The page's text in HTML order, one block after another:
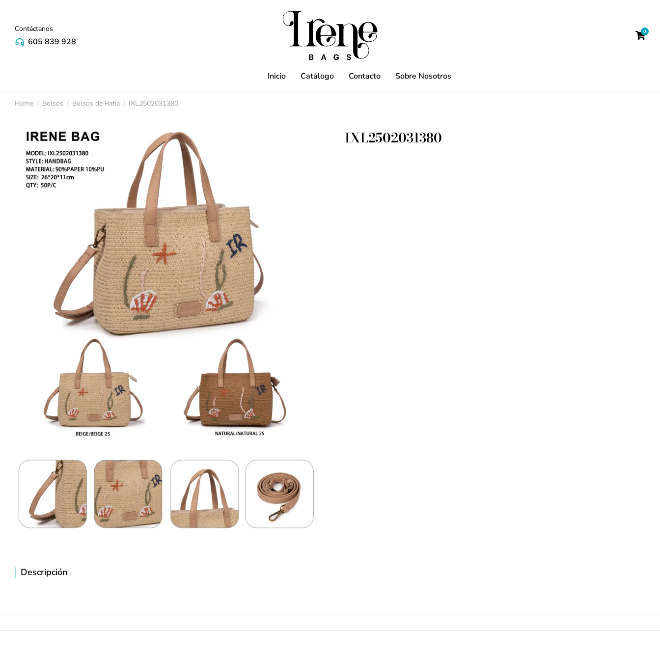
Contáctanos
605 839 928
Inicio Catálogo Contacto Sobre Nosotros
You are here:
Home Bolsos Bolsos de Rafia IXL2502031380
IXL2502031380
Descripción